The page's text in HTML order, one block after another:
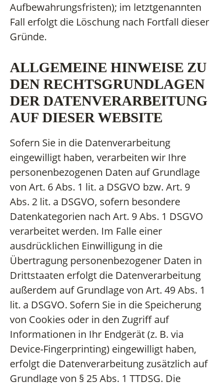
Aufbewahrungsfristen); im letztgenannten
Fall erfolgt die Löschung nach Fortfall dieser
Gründe.
ALLGEMEINE HINWEISE ZU
DEN RECHTSGRUNDLAGEN
DER DATENVERARBEITUNG
AUF DIESER WEBSITE
Sofern Sie in die Datenverarbeitung
eingewilligt haben, verarbeiten wir Ihre
personenbezogenen Daten auf Grundlage
von Art. 6 Abs. 1 lit. a DSGVO bzw. Art. 9
Abs. 2 lit. a DSGVO, sofern besondere
Datenkategorien nach Art. 9 Abs. 1 DSGVO
verarbeitet werden. Im Falle einer
ausdrücklichen Einwilligung in die
Übertragung personenbezogener Daten in
Drittstaaten erfolgt die Datenverarbeitung
außerdem auf Grundlage von Art. 49 Abs. 1
lit. a DSGVO. Sofern Sie in die Speicherung
von Cookies oder in den Zugriff auf
Informationen in Ihr Endgerät (z. B. via
Device-Fingerprinting) eingewilligt haben,
erfolgt die Datenverarbeitung zusätzlich auf
Grundlage von § 25 Abs. 1 TTDSG. Die